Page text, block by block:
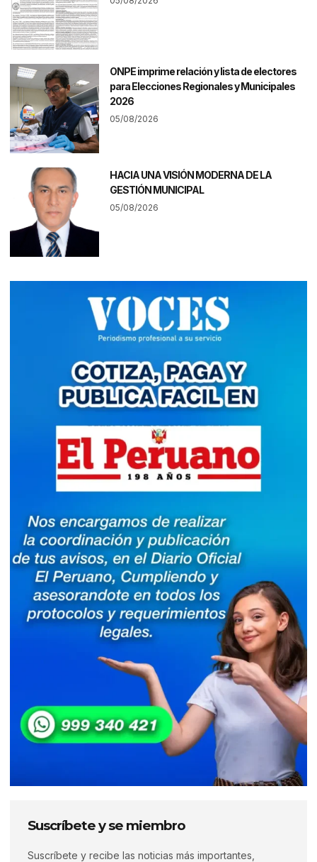
ONPE imprime relación y lista de electores
para Elecciones Regionales y Municipales
2026
05/08/2026
HACIA UNA VISIÓN MODERNA DE LA
GESTIÓN MUNICIPAL
05/08/2026
Suscríbete y se miembro
Suscríbete y recibe las noticias más importantes,